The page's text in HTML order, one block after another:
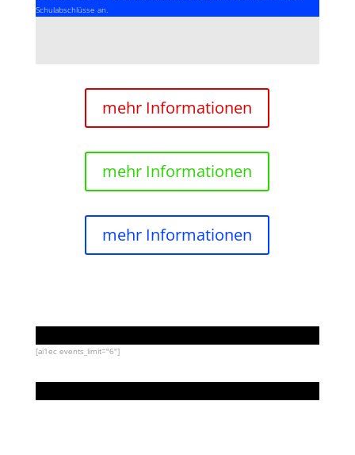
Schulabschlüsse an.
mehr Informationen
mehr Informationen
mehr Informationen
[ai1ec events_limit="6"]